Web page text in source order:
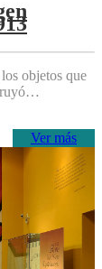
objetos que
Ver más